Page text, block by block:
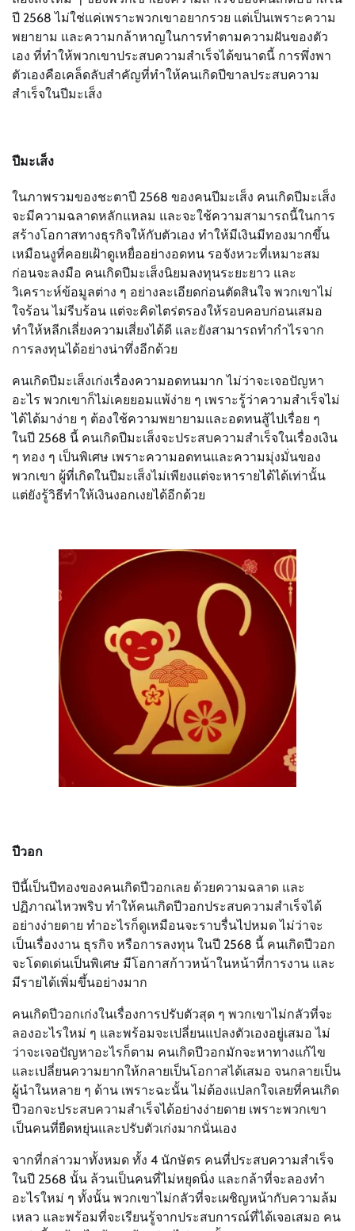
ปี 2568 ไม่ใช่แค่เพราะพวกเขาอยากรวย แต่เป็นเพราะความ
พยายาม และความกล้าหาญในการทำตามความฝันของตัว
เอง ที่ทำให้พวกเขาประสบความสำเร็จได้ขนาดนี้ การพึ่งพา
ตัวเองคือเคล็ดลับสำคัญที่ทำให้คนเกิดปีขาลประสบความ
สำเร็จในปีมะเส็ง
ปีมะเส็ง
ในภาพรวมของชะตาปี 2568 ของคนปีมะเส็ง คนเกิดปีมะเส็ง
จะมีความฉลาดหลักแหลม และจะใช้ความสามารถนี้ในการ
สร้างโอกาสทางธุรกิจให้กับตัวเอง ทำให้มีเงินมีทองมากขึ้น
เหมือนงูที่คอยเฝ้าดูเหยื่ออย่างอดทน รอจังหวะที่เหมาะสม
ก่อนจะลงมือ คนเกิดปีมะเส็งนิยมลงทุนระยะยาว และ
วิเคราะห์ข้อมูลต่าง ๆ อย่างละเอียดก่อนตัดสินใจ พวกเขาไม่
ใจร้อน ไม่รีบร้อน แต่จะคิดไตร่ตรองให้รอบคอบก่อนเสมอ
ทำให้หลีกเลี่ยงความเสี่ยงได้ดี และยังสามารถทำกำไรจาก
การลงทุนได้อย่างน่าทึ่งอีกด้วย
คนเกิดปีมะเส็งเก่งเรื่องความอดทนมาก ไม่ว่าจะเจอปัญหา
อะไร พวกเขาก็ไม่เคยยอมแพ้ง่าย ๆ เพราะรู้ว่าความสำเร็จไม่
ได้ได้มาง่าย ๆ ต้องใช้ความพยายามและอดทนสู้ไปเรื่อย ๆ
ในปี 2568 นี้ คนเกิดปีมะเส็งจะประสบความสำเร็จในเรื่องเงิน
ๆ ทอง ๆ เป็นพิเศษ เพราะความอดทนและความมุ่งมั่นของ
พวกเขา ผู้ที่เกิดในปีมะเส็งไม่เพียงแต่จะหารายได้ได้เท่านั้น
แต่ยังรู้วิธีทำให้เงินงอกเงยได้อีกด้วย
ปีวอก
ปีนี้เป็นปีทองของคนเกิดปีวอกเลย ด้วยความฉลาด และ
ปฏิภาณไหวพริบ ทำให้คนเกิดปีวอกประสบความสำเร็จได้
อย่างง่ายดาย ทำอะไรก็ดูเหมือนจะราบรื่นไปหมด ไม่ว่าจะ
เป็นเรื่องงาน ธุรกิจ หรือการลงทุน ในปี 2568 นี้ คนเกิดปีวอก
จะโดดเด่นเป็นพิเศษ มีโอกาสก้าวหน้าในหน้าที่การงาน และ
มีรายได้เพิ่มขึ้นอย่างมาก
คนเกิดปีวอกเก่งในเรื่องการปรับตัวสุด ๆ พวกเขาไม่กลัวที่จะ
ลองอะไรใหม่ ๆ และพร้อมจะเปลี่ยนแปลงตัวเองอยู่เสมอ ไม่
ว่าจะเจอปัญหาอะไรก็ตาม คนเกิดปีวอกมักจะหาทางแก้ไข
และเปลี่ยนความยากให้กลายเป็นโอกาสได้เสมอ จนกลายเป็น
ผู้นำในหลาย ๆ ด้าน เพราะฉะนั้น ไม่ต้องแปลกใจเลยที่คนเกิด
ปีวอกจะประสบความสำเร็จได้อย่างง่ายดาย เพราะพวกเขา
เป็นคนที่ยืดหยุ่นและปรับตัวเก่งมากนั่นเอง
จากที่กล่าวมาทั้งหมด ทั้ง 4 นักษัตร คนที่ประสบความสำเร็จ
ในปี 2568 นั้น ล้วนเป็นคนที่ไม่หยุดนิ่ง และกล้าที่จะลองทำ
อะไรใหม่ ๆ ทั้งนั้น พวกเขาไม่กลัวที่จะเผชิญหน้ากับความล้ม
เหลว และพร้อมที่จะเรียนรู้จากประสบการณ์ที่ได้เจอเสมอ คน